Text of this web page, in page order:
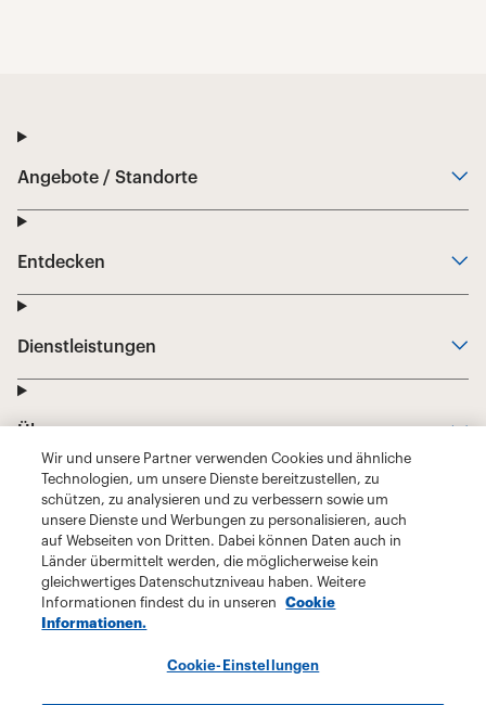
Wir und unsere Partner verwenden Cookies und ähnliche
Technologien, um unsere Dienste bereitzustellen, zu
schützen, zu analysieren und zu verbessern sowie um
unsere Dienste und Werbungen zu personalisieren, auch
auf Webseiten von Dritten. Dabei können Daten auch in
Länder übermittelt werden, die möglicherweise kein
gleichwertiges Datenschutzniveau haben. Weitere
Informationen findest du in unseren
Cookie
Informationen.
Cookie-Einstellungen